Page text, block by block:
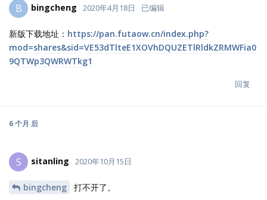
B bingcheng 2020年4月18日 已编辑
新版下载地址： https://pan.futaow.cn/index.php?
mod=shares&sid=VE53dTlteE1XOVhDQUZETlRldkZRMWFia0
9QTWp3QWRWTkg1
回复
6 个月 后
S sitanling 2020年10月15日
bingcheng 打不开了。